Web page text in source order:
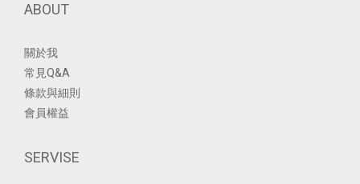
ABOUT
關於我
常見Q&A
條款與細則
會員權益
SERVISE